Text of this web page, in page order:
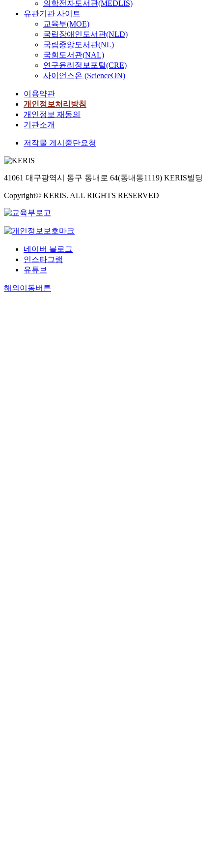
의학전자도서관(MEDLIS)
유관기관 사이트
교육부(MOE)
국립장애인도서관(NLD)
국립중앙도서관(NL)
국회도서관(NAL)
연구윤리정보포털(CRE)
사이언스온 (ScienceON)
이용약관
개인정보처리방침
개인정보 재동의
기관소개
저작물 게시중단요청
41061 대구광역시 동구 동내로 64(동내동1119) KERIS빌딩
Copyright© KERIS. ALL RIGHTS RESERVED
네이버 블로그
인스타그램
유튜브
해외이동버튼